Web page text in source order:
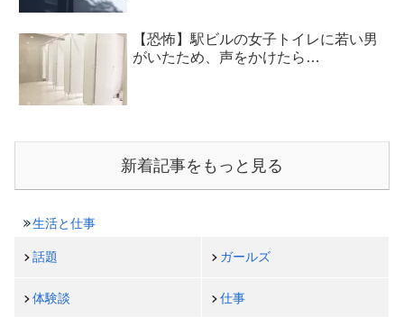
【恐怖】駅ビルの女子トイレに若い男
がいたため、声をかけたら…
新着記事をもっと見る
生活と仕事
話題 ガールズ
体験談 仕事